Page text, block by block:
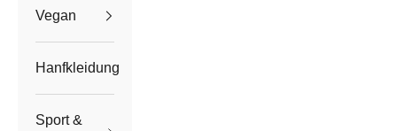
Vegan
Hanfkleidung
Sport &